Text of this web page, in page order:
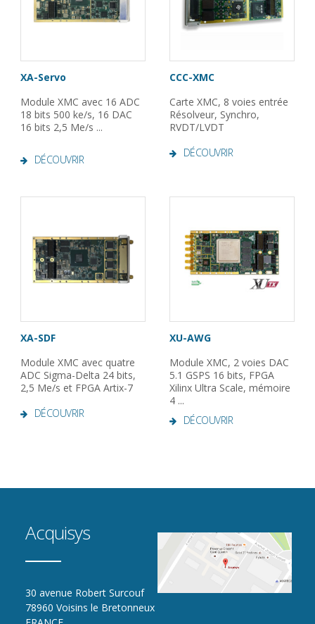
XA-Servo
Module XMC avec 16 ADC
18 bits 500 ke/s, 16 DAC
16 bits 2,5 Me/s ...
DÉCOUVRIR
CCC-XMC
Carte XMC, 8 voies entrée
Résolveur, Synchro,
RVDT/LVDT
DÉCOUVRIR
XA-SDF
Module XMC avec quatre
ADC Sigma-Delta 24 bits,
2,5 Me/s et FPGA Artix-7
DÉCOUVRIR
XU-AWG
Module XMC, 2 voies DAC
5.1 GSPS 16 bits, FPGA
Xilinx Ultra Scale, mémoire
4 ...
DÉCOUVRIR
Acquisys
30 avenue Robert Surcouf
78960 Voisins le Bretonneux